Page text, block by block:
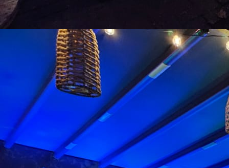
podiumwagen_02